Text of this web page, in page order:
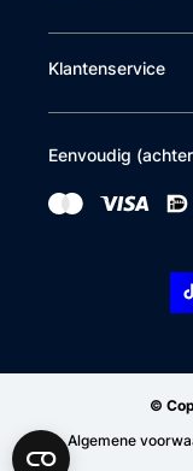
Klantenservice
Eenvoudig
©
Algemene